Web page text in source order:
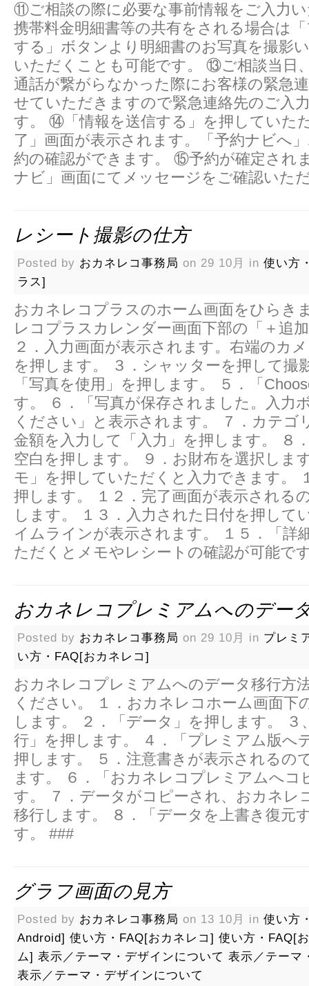
⑪ご相談の際に必要な事前情報をご入力
携帯料金明細書等の共有をされる場合は
する」ボタンより明細書のお写真を撮影
いただくことも可能です。 ⑬ご相談当日
通話が繋がらなかった際にお客様の緊急
せていただきますので緊急連絡先のご入
す。 ⑭「情報を送信する」を押していた
了」画面が表示されます。「予約ナビへ
約の確認ができます。 ⑮予約が確定され
ナビ」画面にてメッセージをご確認いた
レシート撮影の仕方
Posted by おカネレコ事務局 on 29 10月 in 使い方
ラス]
おカネレコプラスのホーム画面をひらき
レコプラスカレンダー画面下部の「＋追
２．入力画面が表示されます。右端のカ
を押します。 ３．シャッターを押して撮
「写真を使用」を押します。 ５．「
す。 ６．「写真が保存されました。入力
ください」と表示されます。 ７．カテゴ
金額を入力して「入力」を押します。 ８
空白を押します。 ９．お財布を選択しま
モ」を押していただくと入力できます。
押します。 １２．完了画面が表示される
します。 １３．入力された日付を押して
イムラインが表示されます。 １５．「詳
ただくとメモやレシートの確認が可能で
おカネレコプレミアムへのデー
Posted by おカネレコ事務局 on 29 10月 in プレミ
い方・FAQ[おカネレコ]
おカネレコプレミアムへのデータ移行方
ください。 １．おカネレコホーム画面下
します。 ２．「データ」を押します。 ３
行」を押します。 ４．「プレミアム版へ
押します。 ５．注意書きが表示されるの
ます。 ６．「おカネレコプレミアムへコ
す。 ７．データがコピーされ、おカネレ
移行します。 ８．「データを上書き復元
す。 ###
グラフ画面の見方
Posted by おカネレコ事務局 on 13 10月 in 使い方
Android] 使い方・FAQ[おカネレコ] 使い方・FAQ[
ム] 表示／テーマ・デザインについて 表示／テーマ
表示／テーマ・デザインについて